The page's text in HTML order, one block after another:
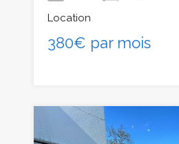
Location
380€ par mois